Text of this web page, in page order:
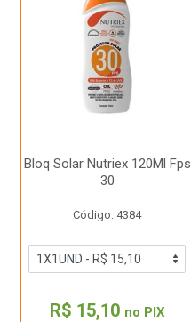
Bloq Solar Nutriex 120Ml Fps
30
Código: 4384
R$ 15,10 no PIX